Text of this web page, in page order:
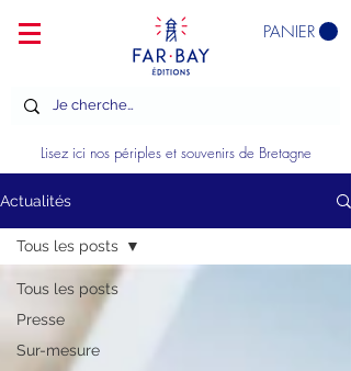
PANIER
Lisez ici nos périples et souvenirs de Bretagne
Actualités
Tous les posts
Presse
Sur-mesure
Tous les posts